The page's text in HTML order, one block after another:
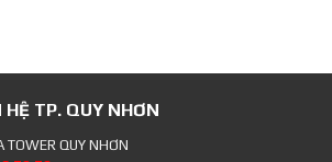
TP. QUY NHƠN
TOWER QUY NHƠN